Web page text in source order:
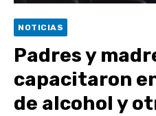
esterilización de mascotas
NOTICIAS
Padres y
capacitaron
de alcohol y